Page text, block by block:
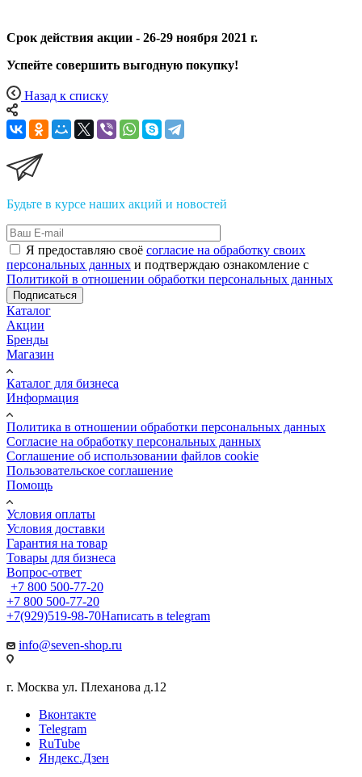
Срок действия акции - 26-29 ноября 2021 г.
Успейте совершить выгодную покупку!
Назад к списку
Будьте в курсе наших акций и новостей
Я предоставляю своё согласие на обработку своих
персональных данных и подтверждаю ознакомление с
Политикой в отношении обработки персональных данных
Подписаться
Каталог
Акции
Бренды
Магазин
Каталог для бизнеса
Информация
Политика в отношении обработки персональных данных
Cогласие на обработку персональных данных
Cоглашение об использовании файлов cookie
Пользовательское соглашение
Помощь
Условия оплаты
Условия доставки
Гарантия на товар
Товары для бизнеса
Вопрос-ответ
+7 800 500-77-20
+7 800 500-77-20
+7(929)519-98-70Написать в telegram
info@seven-shop.ru
г. Москва ул. Плеханова д.12
Вконтакте
Telegram
RuTube
Яндекс.Дзен